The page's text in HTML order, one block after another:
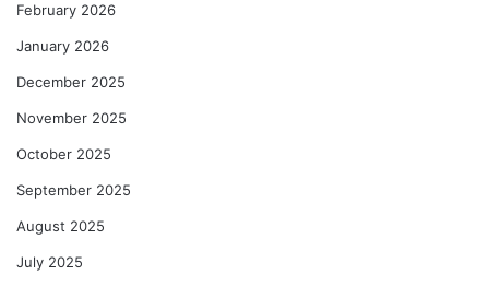
February 2026
January 2026
December 2025
November 2025
October 2025
September 2025
August 2025
July 2025